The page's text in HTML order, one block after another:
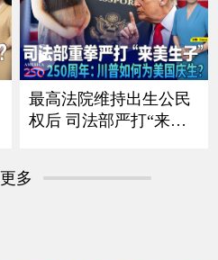
员 美国中期选举恐陷混
乱？；共和党重量级议
员离世 参议院席位争夺
战连夜打响《中文焦
点》7/16
最高法院维持出生公民
权后 司法部严打“来美
｜华府打造空前博览会
更多